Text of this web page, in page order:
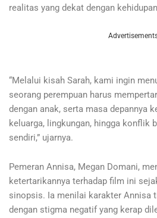
realitas yang dekat dengan
“Melalui kisah Sarah, kami ingin
seorang perempuan harus
dengan anak, serta masa depannya
keluarga, lingkungan, hingga konflik
sendiri,” ujarnya.
Pemeran Annisa, Megan Domani,
ketertarikannya terhadap film ini
sinopsis. Ia menilai karakter Annisa
dengan stigma negatif yang kerap